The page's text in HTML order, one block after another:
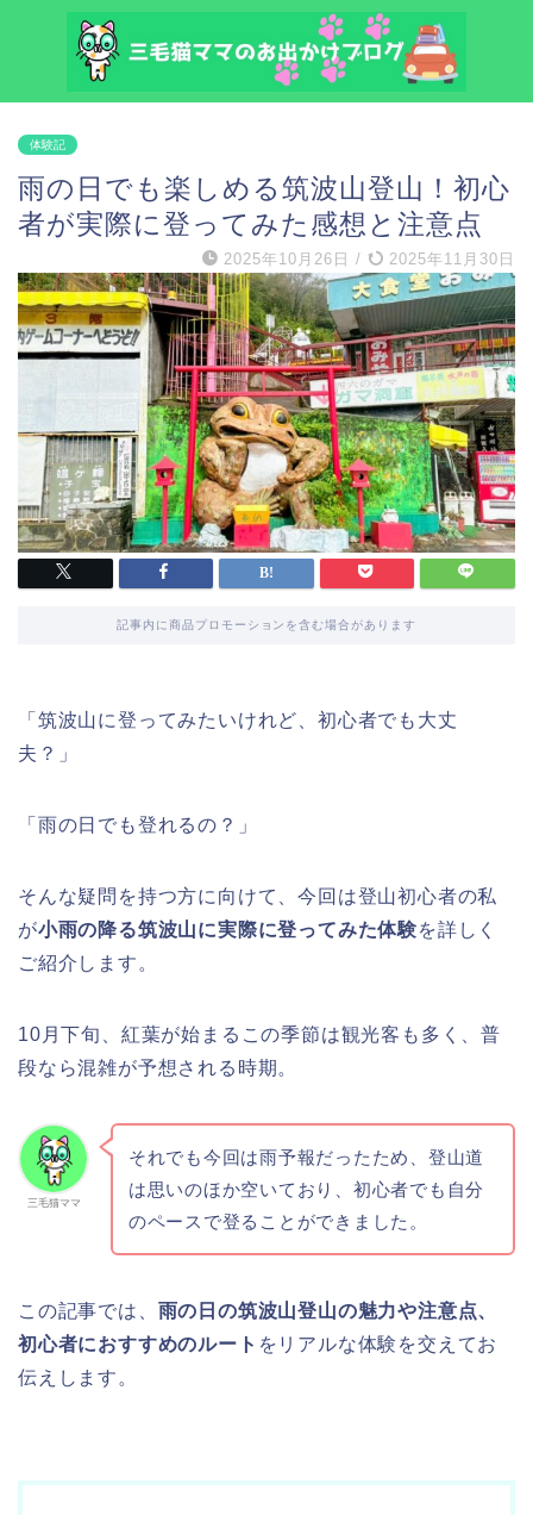
体験記
雨の日でも楽しめる筑波山登山！初心
者が実際に登ってみた感想と注意点
2025年10月26日 / 2025年11月30日
記事内に商品プロモーションを含む場合があります
「筑波山に登ってみたいけれど、初心者でも大丈
夫？」
「雨の日でも登れるの？」
そんな疑問を持つ方に向けて、今回は登山初心者の私
が小雨の降る筑波山に実際に登ってみた体験を詳しく
ご紹介します。
10月下旬、紅葉が始まるこの季節は観光客も多く、普
段なら混雑が予想される時期。
三毛猫ママ
それでも今回は雨予報だったため、登山道
は思いのほか空いており、初心者でも自分
のペースで登ることができました。
この記事では、 雨の日の筑波山登山の魅力や注意点、
初心者におすすめのルート をリアルな体験を交えてお
伝えします。